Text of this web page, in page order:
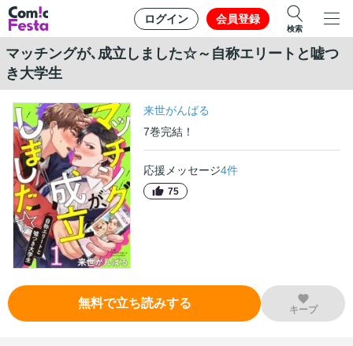
ログイン 会員登録
検索
マッチングが､成立しました☆～自称エリートと嘘つ
き大学生
来世がんばる
7巻完結！
応援メッセージ4件
75
無料で立ち読みする キープ